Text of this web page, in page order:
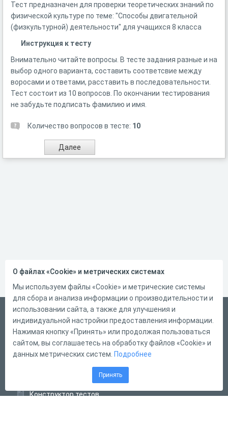
Тест предназначен для проверки теоретических знаний по
физической культуре по теме: "Способы двигательной
(физкультурной) деятельности" для учащихся 8 класса
Инструкция к тесту
Внимательно читайте вопросы. В тесте задания разные и на
выбор одного варианта, составить соответсвие между
воросами и ответами, расставить в последовательности.
Тест состоит из 10 вопросов. По окончании тестирования
не забудьте подписать фамилию и имя.
Количество вопросов в тесте: 10
Русский
Справка
Форма обратной связи
Конструктор тестов
О файлах «Cookie» и метрических системах
Мы используем файлы «Cookie» и метрические системы
для сбора и анализа информации о производительности и
использовании сайта, а также для улучшения и
индивидуальной настройки предоставления информации.
Нажимая кнопку «Принять» или продолжая пользоваться
сайтом, вы соглашаетесь на обработку файлов «Cookie» и
данных метрических систем. Подробнее
Принять